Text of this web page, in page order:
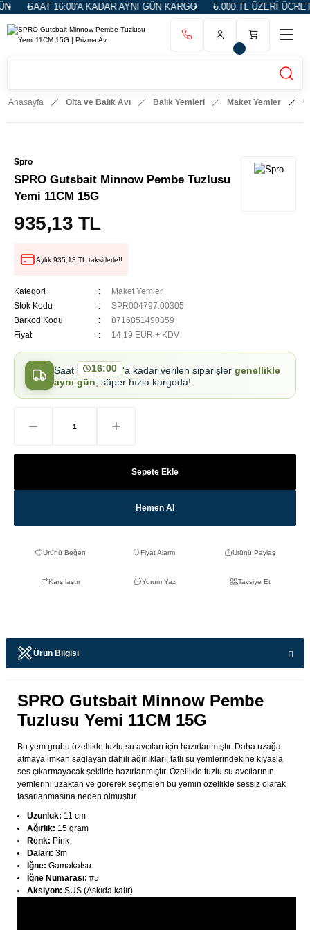
SAAT 16:00'A KADAR AYNI GÜN KARGO 5.000 TL ÜZERİ
Anasayfa Olta ve Balık Avı Balık Yemleri Maket Yemler
Spro
SPRO Gutsbait Minnow Pembe Tuzlusu
Yemi 11CM 15G
935,13 TL
Aylık 935,13 TL taksitlerle!!
Kategori
Maket Yemler
Stok Kodu
SPR004797.00305
Barkod Kodu
8716851490359
Fiyat
14,19 EUR + KDV
Saat 16:00 'a kadar verilen siparişler genellikle
aynı gün, süper hızla kargoda!
Sepete Ekle
Hemen Al
Fiyat Alarmı Ürünü Paylaş
Karşılaştır Yorum Yaz Tavsiye Et
Ürün Bilgisi
SPRO Gutsbait Minnow Pembe
Tuzlusu Yemi 11CM 15G
Bu yem grubu özellikle tuzlu su avcıları için hazırlanmıştır. Daha uzağa
atmaya imkan sağlayan dahili ağırlıkları, tatlı su yemlerindekine kıyasla
ses çıkarmayacak şekilde hazırlanmıştır. Özellikle tuzlu su avcılarının
yemlerini uzaktan ve görerek seçmeleri bu yemin özellikle sessiz olarak
tasarlanmasına neden olmuştur.
Uzunluk: 11 cm
Ağırlık: 15 gram
Renk: Pink
Daları: 3m
İğne:Gamakatsu
İğne Numarası: #5
Aksiyon: SUS (Askıda kalır)